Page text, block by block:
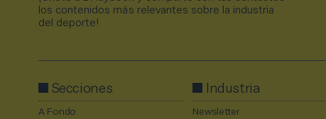
los contenidos más relevantes sobre la industria
del deporte!
Secciones
A Fondo
Industria
Newsletter